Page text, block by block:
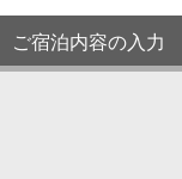
定員 1
金沢町家 頂（Itadaki）
Fi・キッチン・バス・ト
ご宿泊内容の入力